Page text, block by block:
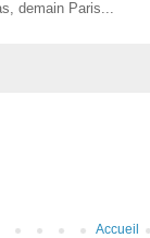
demain Paris...
Accueil